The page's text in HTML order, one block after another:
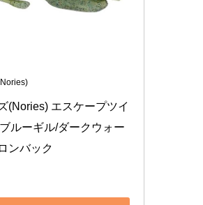
(Nories) エスケープツイ
ルーギル/ダークウォー
ンバック